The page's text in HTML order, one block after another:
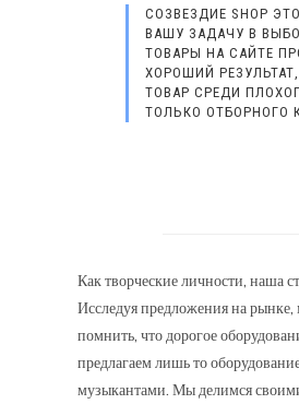
СОЗВЕЗДИЕ SHOP
ВАШУ ЗАДАЧУ В
ТОВАРЫ НА САЙТЕ
ХОРОШИЙ
ТОВАР СРЕДИ
ТОЛЬКО ОТБОРНОГО
Как творческие личности, наша
Исследуя предложения на рынке,
помнить, что дорогое
предлагаем лишь то
музыкантами. Мы делимся